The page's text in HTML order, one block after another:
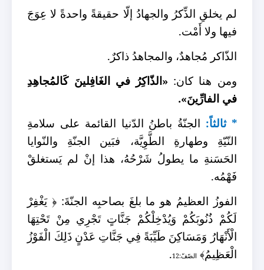
لم يخلقِ الذِّكرُ والجهادُ إلّا حقيقةً واحدةً لا عِوَجَ
فيها ولا أَمْت.
الذّاكر مُجاهدٌ، والمجاهدُ ذاكرٌ.
ومن هنا كان: «الذّاكِرُ في الغَافِلينَ كَالمُجاهِدِ
في الفارِّينَ».
* ثالثاً: الجنّةُ باطنُ الدّنيا القائمة على سلامةِ
النّيّةِ وطهارةِ الطَّوِيَّة، فبَين الجنّةِ والنّوايا
الحَسَنةِ ما يطولُ شَرْحُهُ، هذا إنْ لم يَستغلقْ
فَهْمُه.
الفوزُ العظيمُ هو ما بلغَ بصاحبِه الجنّةَ: ﴿ يَغْفِرْ
لَكُمْ ذُنُوبَكُمْ وَيُدْخِلْكُمْ جَنَّاتٍ تَجْرِي مِنْ تَحْتِهَا
الْأَنْهَارُ وَمَسَاكِنَ طَيِّبَةً فِي جَنَّاتِ عَدْنٍ ذَلِكَ الْفَوْزُ
الْعَظِيمُ﴾ الصّفّ:12
.